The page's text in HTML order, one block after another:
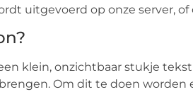
uitgevoerd op onze server, of
klein, onzichtbaar stukje
Om dit te doen worden